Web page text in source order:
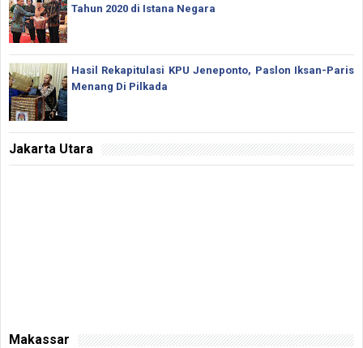
Tahun 2020 di Istana Negara
Hasil Rekapitulasi KPU Jeneponto, Paslon Iksan-Paris
Menang Di Pilkada
Jakarta Utara
Makassar